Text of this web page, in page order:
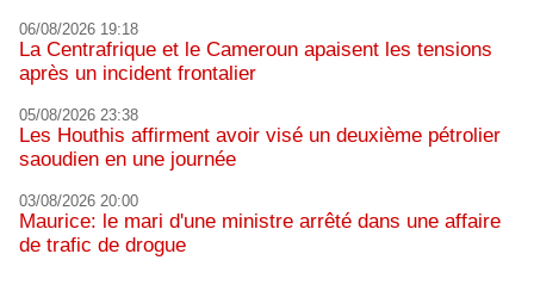
06/08/2026 19:18
La Centrafrique et le Cameroun apaisent les tensions
après un incident frontalier
05/08/2026 23:38
Les Houthis affirment avoir visé un deuxième pétrolier
saoudien en une journée
03/08/2026 20:00
Maurice: le mari d'une ministre arrêté dans une affaire
de trafic de drogue